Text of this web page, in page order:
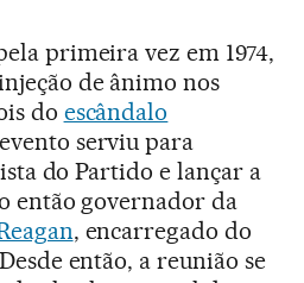
primeira vez em 1974,
de ânimo nos
do escândalo
serviu para
do Partido e lançar a
então governador da
, encarregado do
então, a reunião se